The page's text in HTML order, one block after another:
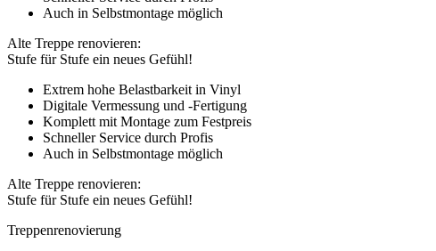
Auch in Selbstmontage möglich
Alte Treppe renovieren:
Stufe für Stufe ein neues Gefühl!
Extrem hohe Belastbarkeit in Vinyl
Digitale Vermessung und -Fertigung
Komplett mit Montage zum Festpreis
Schneller Service durch Profis
Auch in Selbstmontage möglich
Alte Treppe renovieren:
Stufe für Stufe ein neues Gefühl!
Treppenrenovierung